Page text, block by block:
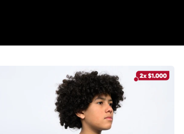
NOTIFICARME